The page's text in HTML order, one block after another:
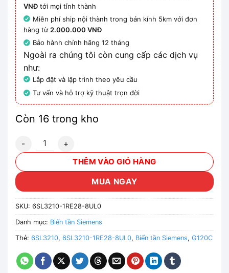
VNĐ tới mọi tỉnh thành
Miễn phí ship nội thành trong bán kính 5km với đơn
hàng từ2.000.000 VNĐ
Bảo hành chính hãng 12 tháng
Ngoài ra chúng tôi còn cung cấp các dịch vụ
như:
Lắp đặt và lập trình theo yêu cầu
Tư vấn và hỗ trợ kỹ thuật trọn đời
Còn 16 trong kho
6SL3210-1RE28-8UL0 - Biến tần SINAMICS G120 PM230
THÊM VÀO GIỎ HÀNG
MUA NGAY
SKU: 6SL3210-1RE28-8UL0
Danh mục: Biến tần Siemens
Thẻ: 6SL3210, 6SL3210-1RE28-8UL0, Biến tần Siemens, G120C